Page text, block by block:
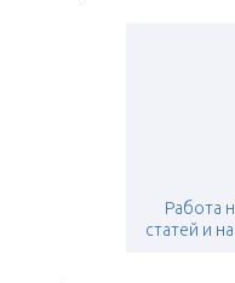
Работа
статей и